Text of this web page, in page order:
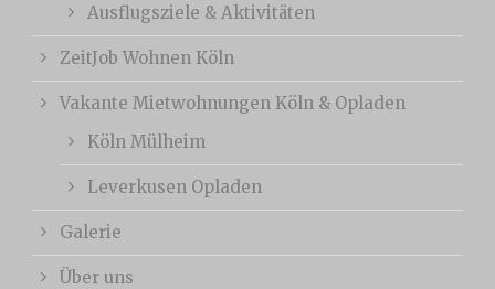
Ausflugsziele & Aktivitäten
ZeitJob Wohnen Köln
Vakante Mietwohnungen Köln & Opladen
Köln Mülheim
Leverkusen Opladen
Galerie
Über uns